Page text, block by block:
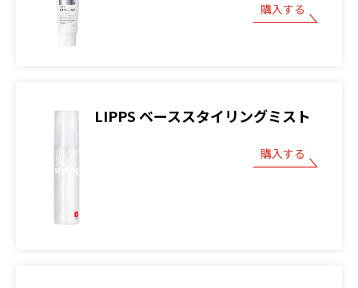
購入する
LIPPS ベーススタイリングミスト
購入する